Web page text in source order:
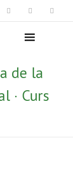
de la
· Curs